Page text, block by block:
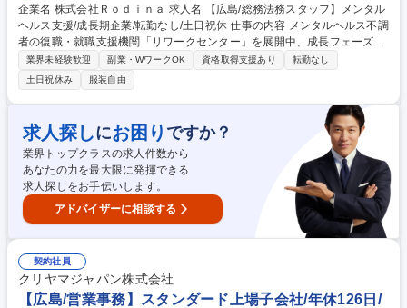
企業名 株式会社Ｒｏｄｉｎａ 求人名 【広島/総務法務スタッフ】メンタル
ヘルス支援/成長期企業/転勤なし/土日祝休 仕事の内容 メンタルヘルス不調
者の復職・就職支援機関「リワークセンター」を展開中、成長フェーズの
当社にて総務法務スタッフを募集。他部署との連絡調整や、社内業務が円
滑に遂行されるようフォローを頂くポジションです。 ■会社規程に関する
管理業務 ■契約書押印管理、印章、反社チェック等の契約全般業務 ■消耗
品、備品、贈答慶弔、防災、BCP、保険、苦情対応、社内行事等の庶務全
般 ■各種会議体の運営フォロー業務 ■持株会制度、福利厚生等に関する業
務 ■弁護士等との連携や法務リスク対応、法令順守、その他全社的なコン
プライアンスの統括、管理業務 など 募集職種 【広島/総務法務スタッフ】
メンタルヘルス支援/成長期企業/転勤なし/土日祝休
業界未経験歓迎 副業・WワークOK 資格取得支援あり
転勤なし
土日祝休み
服装自由
求人探しにお困り ですか？
業界トップクラスの求人件数から
あなたの力を最大限に発揮できる
求人探しをお手伝いします。
アドバイザーに相談する
契約社員
クリヤマジャパン株式会社
【広島/営業事務】スタンダード上場子会社/年休126日/